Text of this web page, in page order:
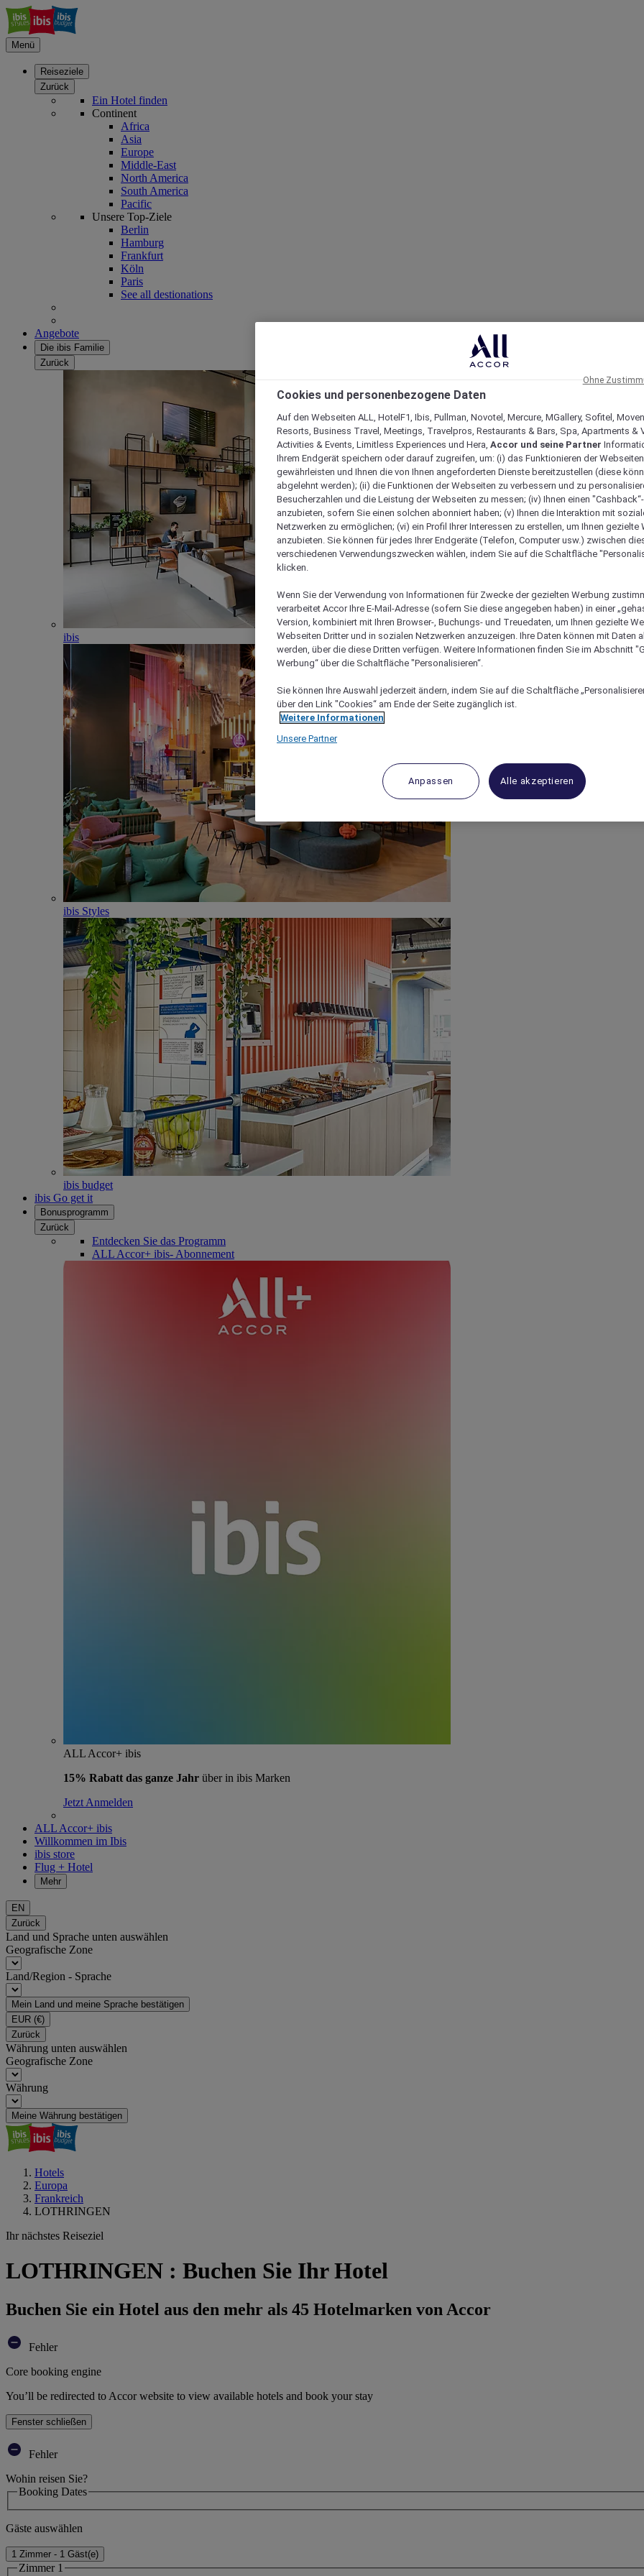
Menü
Reiseziele
Zurück
Ein Hotel finden
Continent
Africa
Asia
Europe
Middle-East
North America
South America
Pacific
Unsere Top-Ziele
Berlin
Hamburg
Frankfurt
Köln
Paris
See all destionations
Angebote
Die ibis Familie
Zurück
ibis
ibis Styles
ibis budget
ibis Go get it
Bonusprogramm
Zurück
Entdecken Sie das Programm
ALL Accor+ ibis- Abonnement
ALL Accor+ ibis
15% Rabatt das ganze Jahr über in ibis Marken
Jetzt Anmelden
ALL Accor+ ibis
Willkommen im Ibis
ibis store
Flug + Hotel
Mehr
EN
Zurück
Land und Sprache unten auswählen
Geografische Zone
Land/Region - Sprache
Mein Land und meine Sprache bestätigen
EUR (€)
Zurück
Währung unten auswählen
Geografische Zone
Währung
Meine Währung bestätigen
Hotels
Europa
Frankreich
LOTHRINGEN
Ihr nächstes Reiseziel
LOTHRINGEN : Buchen Sie Ihr Hotel
Buchen Sie ein Hotel aus den mehr als 45 Hotelmarken von Accor
Fehler
Core booking engine
You’ll be redirected to Accor website to view available hotels and book your stay
Fenster schließen
Fehler
Wohin reisen Sie?
Booking Dates
Gäste auswählen
1 Zimmer - 1 Gäst(e)
Zimmer 1
Cookies und personenbezogene Daten
Auf den Webseiten ALL, HotelF1, Ibis, Pullman, Novotel, Mercure, MGallery, Sofitel,
Resorts, Business Travel, Meetings, Travelpros, Restaurants & Bars, Spa, Apartments &
Activities & Events, Limitless Experiences und Hera, Accor und seine Partner
Ihrem Endgerät speichern oder darauf zugreifen, um: (i) das Funktionieren der
gewährleisten und Ihnen die von Ihnen angeforderten Dienste bereitzustellen (diese
abgelehnt werden); (ii) die Funktionen der Webseiten zu verbessern und zu
Besucherzahlen und die Leistung der Webseiten zu messen; (iv) Ihnen einen
anzubieten, sofern Sie einen solchen abonniert haben; (v) Ihnen die Interaktion mit
Netzwerken zu ermöglichen; (vi) ein Profil Ihrer Interessen zu erstellen, um Ihnen gezielte
anzubieten. Sie können für jedes Ihrer Endgeräte (Telefon, Computer usw.) zwischen
verschiedenen Verwendungszwecken wählen, indem Sie auf die Schaltfläche
klicken.
Wenn Sie der Verwendung von Informationen für Zwecke der gezielten Werbung
verarbeitet Accor Ihre E-Mail-Adresse (sofern Sie diese angegeben haben) in einer
Version, kombiniert mit Ihren Browser-, Buchungs- und Treuedaten, um Ihnen gezielte
Webseiten Dritter und in sozialen Netzwerken anzuzeigen. Ihre Daten können mit Daten
werden, über die diese Dritten verfügen. Weitere Informationen finden Sie im Abschnitt
Werbung“ über die Schaltfläche "Personalisieren“.
Sie können Ihre Auswahl jederzeit ändern, indem Sie auf die Schaltfläche
über den Link "Cookies“ am Ende der Seite zugänglich ist.
Weitere Informationen
Unsere Partner
Anpassen Alle akzeptieren
Ohne